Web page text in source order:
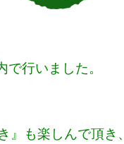
行いました。
も楽しんで頂き、